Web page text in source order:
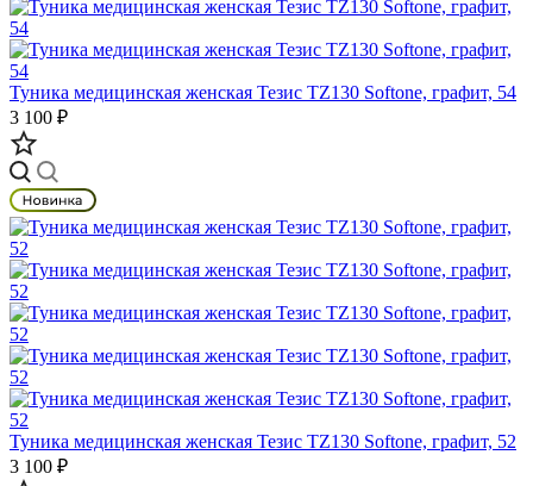
Туника медицинская женская Тезис TZ130 Softone, графит, 54
3 100 ₽
Туника медицинская женская Тезис TZ130 Softone, графит, 52
3 100 ₽